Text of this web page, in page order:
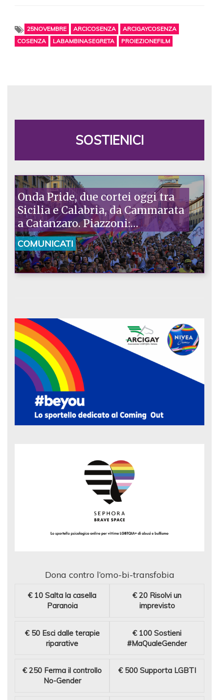
25NOVEMBRE ARCICOSENZA
ARCIGAYCOSENZA
COSENZA
LABAMBINASEGRETA PROIEZIONEFILM
SOSTIENICI
Onda Pride, due cortei oggi tra
Sicilia e Calabria, da Cammarata
a Catanzaro. Piazzoni:
«Raccontano la nostra
ostinazione»
COMUNICATI
Dona contro l’omo-bi-transfobia
€ 10 Salta la casella
Paranoia
€ 20 Risolvi un
imprevisto
€ 50 Esci dalle terapie
riparative
€ 100 Sostieni
#MaQualeGender
€ 250 Ferma il controllo
No-Gender
€ 500 Supporta LGBTI